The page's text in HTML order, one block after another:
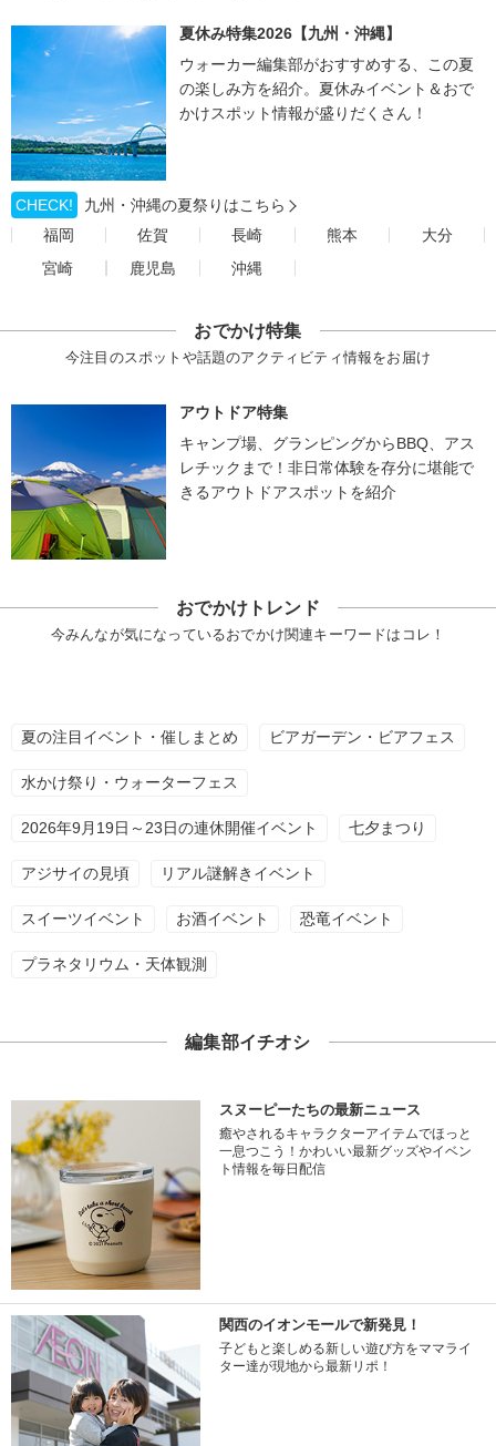
夏休み特集2026【九州・沖縄】
ウォーカー編集部がおすすめする、この夏
の楽しみ方を紹介。夏休みイベント＆おで
かけスポット情報が盛りだくさん！
CHECK!
九州・沖縄の夏祭りはこちら
福岡
佐賀 長崎 熊本
大分
宮崎
鹿児島 沖縄
おでかけ特集
今注目のスポットや話題のアクティビティ情報をお届け
アウトドア特集
キャンプ場、グランピングからBBQ、アス
レチックまで！非日常体験を存分に堪能で
きるアウトドアスポットを紹介
おでかけトレンド
今みんなが気になっているおでかけ関連キーワードはコレ！
夏の注目イベント・催しまとめ ビアガーデン・ビアフェス
水かけ祭り・ウォーターフェス
2026年9月19日～23日の連休開催イベント 七夕まつり
アジサイの見頃 リアル謎解きイベント
スイーツイベント お酒イベント 恐竜イベント
プラネタリウム・天体観測
編集部イチオシ
スヌーピーたちの最新ニュース
癒やされるキャラクターアイテムでほっと
一息つこう！かわいい最新グッズやイベン
ト情報を毎日配信
関西のイオンモールで新発見！
子どもと楽しめる新しい遊び方をママライ
ター達が現地から最新リポ！